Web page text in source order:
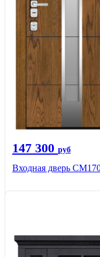
147 300 руб
Входная дверь